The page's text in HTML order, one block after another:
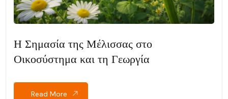
Η Σημασία της Μέλισσας στο
Οικοσύστημα και τη Γεωργία
Read More